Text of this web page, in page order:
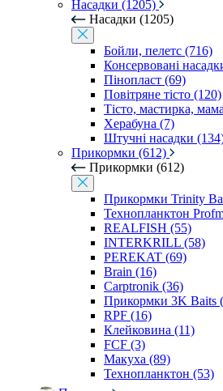
Насадки (1205)
Насадки (1205)
Бойли, пелетс (716)
Консервовані
Пінопласт (69)
Повітряне тісто (120)
Тісто, мастирка,
Херабуна (7)
Штучні насадки
Прикормки (612)
Прикормки (612)
Прикормки Trinity
Технопланктон
REALFISH (55)
INTERKRILL (58)
PEREKAT (69)
Brain (16)
Carptronik (36)
Прикормки 3K Baits
RPF (16)
Клейковина (11)
FCF (3)
Макуха (89)
Технопланктон (53)